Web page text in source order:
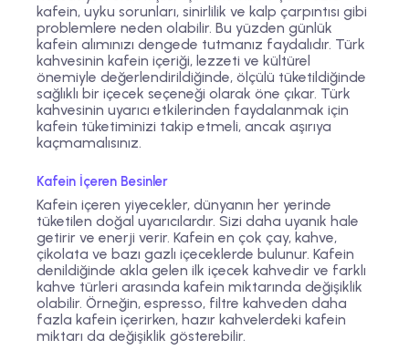
kafein, uyku sorunları, sinirlilik ve kalp çarpıntısı gibi
problemlere neden olabilir. Bu yüzden günlük
kafein alımınızı dengede tutmanız faydalıdır. Türk
kahvesinin kafein içeriği, lezzeti ve kültürel
önemiyle değerlendirildiğinde, ölçülü tüketildiğinde
sağlıklı bir içecek seçeneği olarak öne çıkar. Türk
kahvesinin uyarıcı etkilerinden faydalanmak için
kafein tüketiminizi takip etmeli, ancak aşırıya
kaçmamalısınız.
Kafein İçeren Besinler
Kafein içeren yiyecekler, dünyanın her yerinde
tüketilen doğal uyarıcılardır. Sizi daha uyanık hale
getirir ve enerji verir. Kafein en çok çay, kahve,
çikolata ve bazı gazlı içeceklerde bulunur. Kafein
denildiğinde akla gelen ilk içecek kahvedir ve farklı
kahve türleri arasında kafein miktarında değişiklik
olabilir. Örneğin, espresso, filtre kahveden daha
fazla kafein içerirken, hazır kahvelerdeki kafein
miktarı da değişiklik gösterebilir.